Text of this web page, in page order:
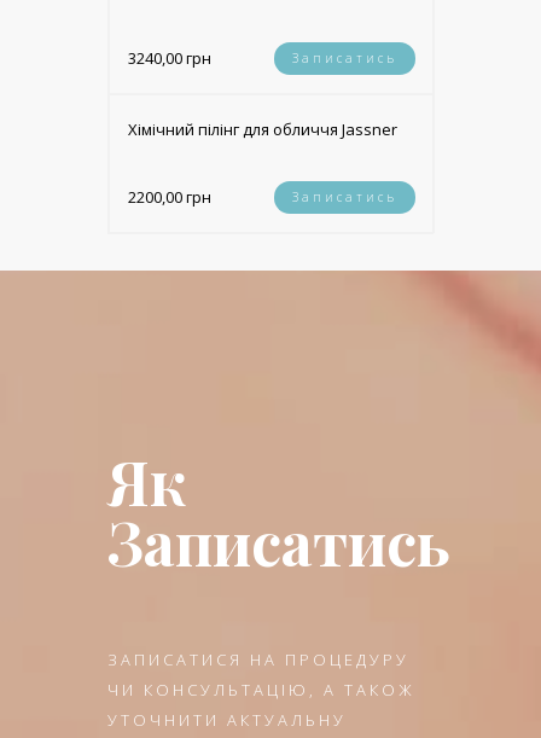
3240,00 грн Записатись
Хімічний пілінг для обличчя Jassner
2200,00 грн Записатись
Як
Записатись
ЗАПИСАТИСЯ НА ПРОЦЕДУРУ
ЧИ КОНСУЛЬТАЦІЮ, А ТАКОЖ
УТОЧНИТИ АКТУАЛЬНУ